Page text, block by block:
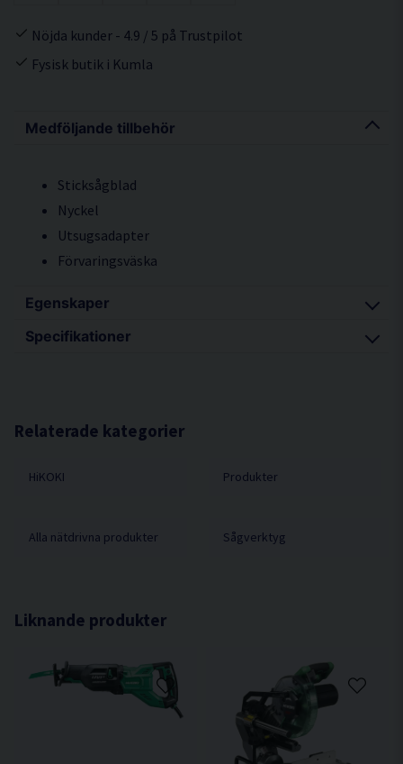
Medföljande tillbehör
Sticksågblad
Nyckel
Utsugsadapter
Förvaringsväska
Egenskaper
Kompakt och lätt med hög användarvänlighet.
(universalfäste).
Specifikationer
Max geringsvinkel 0 - 45° (höger/vänster)
Slagtal obelastad 850 - 3.000 /min
Pendelfunktion Ja
Ljudeffekt dB(A) 101,0
Vikt 2,2 kg
Relaterade kategorier
HiKOKI Produkter
Alla nätdrivna produkter Sågverktyg
Nöjda kunder - 4.9 / 5 på Trustpilot
Fysisk butik i Kumla
Liknande produkter